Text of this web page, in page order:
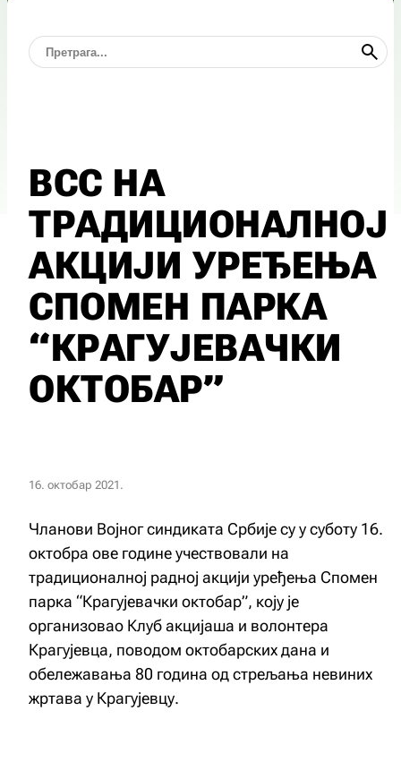
ВСС НА
ТРАДИЦИОНАЛНОЈ
АКЦИЈИ УРЕЂЕЊА
СПОМЕН ПАРКА
“КРАГУЈЕВАЧКИ
ОКТОБАР”
16. октобар 2021.
Чланови Војног синдиката Србије су у суботу 16.
октобра ове године учествовали на
традиционалној радној акцији уређења Спомен
парка “Крагујевачки октобар”, коју је
организовао Клуб акцијаша и волонтера
Крагујевца, поводом октобарских дана и
обележавања 80 година од стрељања невиних
жртава у Крагујевцу.